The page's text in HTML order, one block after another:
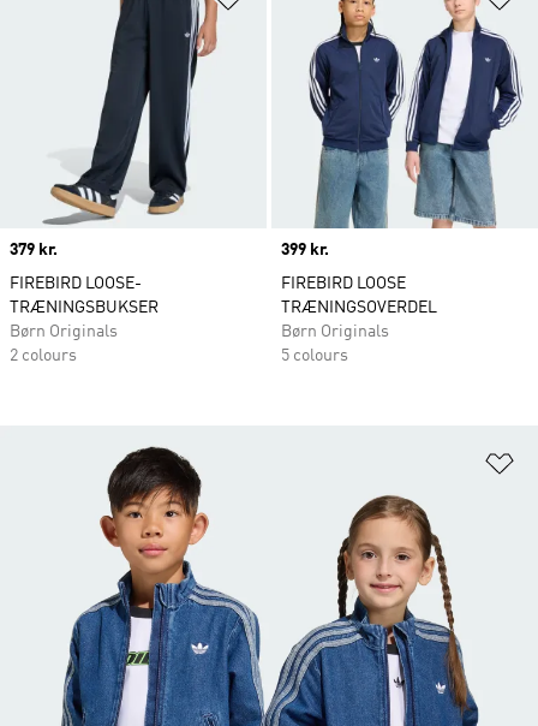
Price
379 kr.
FIREBIRD LOOSE-
TRÆNINGSBUKSER
Børn Originals
2 colours
Price
399 kr.
FIREBIRD LOOSE
TRÆNINGSOVERDEL
Børn Originals
5 colours